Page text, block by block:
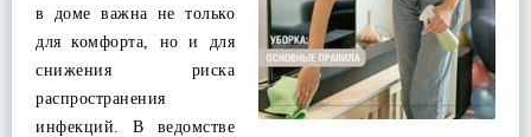
в доме важна не только
для комфорта, но и для
снижения риска
распространения
инфекций. В ведомстве